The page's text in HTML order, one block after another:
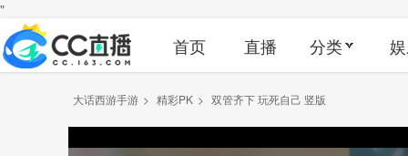
"
首页 直播 分类
大话西游手游 > 精彩PK > 双管齐下 玩死自己 竖版